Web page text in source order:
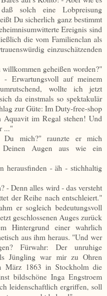
solch eine Lobpreisung
Du sicherlich ganz bestimmt
Ereignis sind
die vom Familienclan als
einzuschätzenden
geheißen worden?"
Erwartungsvoll auf meinem
wollte ich jetzt
da einstmals so spektakulär
zur Güte: Im Duty-free-shop
Aquavit im Regal stehen! Und
..."
mich?" raunzte er mich
Augen aus wie ein
herausfinden - äh - stichhaltig
- Denn alles wird - das versteht
der Reihe nach entschleiert."
er sogleich bedeutungsvoll
geschlossenen Auges zurück
Hintergrund einer wahrlich
aus ihm heraus. "Und wer
Fürwahr: Der unruhige
Jüngling war mir zu Ohren
März 1863 in Stockholm die
bildschöne Inga Engstroem
leidenschaftlich ergriffen, soll